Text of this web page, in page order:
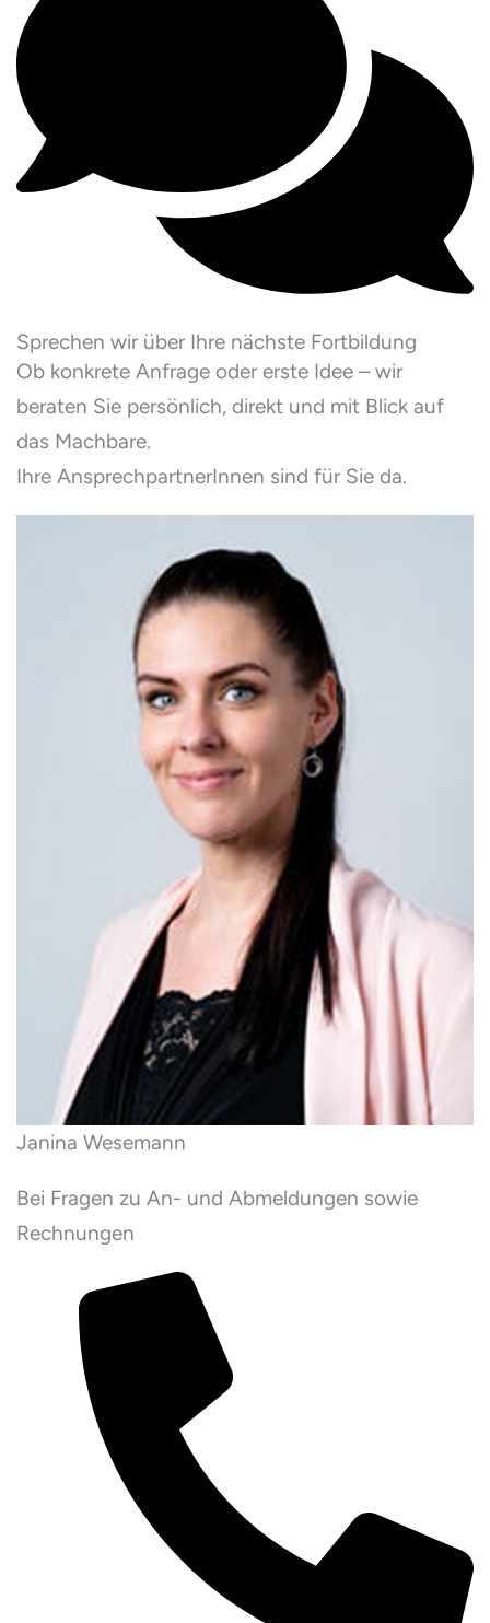
Sprechen wir über Ihre nächste Fortbildung
Ob konkrete Anfrage oder erste Idee – wir
beraten Sie persönlich, direkt und mit Blick auf
das Machbare.
Ihre AnsprechpartnerInnen sind für Sie da.
Janina Wesemann
Bei Fragen zu An- und Abmeldungen sowie
Rechnungen